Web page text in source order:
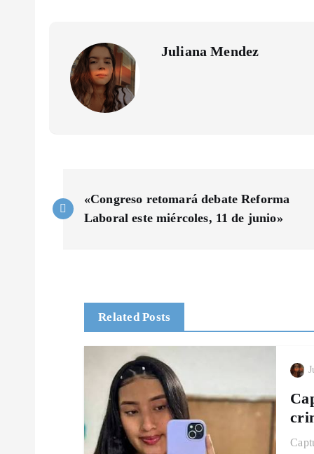
Juliana Mendez
a
«Congreso retomará debate Reforma
Laboral este miércoles, 11 de junio»
Related Posts